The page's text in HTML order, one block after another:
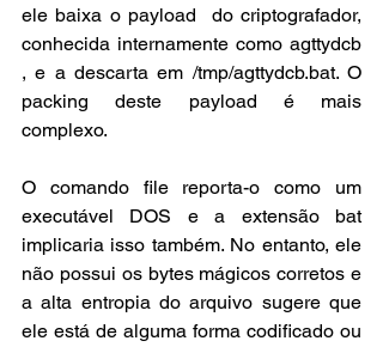
ele baixa o payload  do criptografador,
conhecida internamente como agttydcb
, e a descarta em /tmp/agttydcb.bat. O
packing deste payload é mais
complexo.
O comando file reporta-o como um
executável DOS e a extensão bat
implicaria isso também. No entanto, ele
não possui os bytes mágicos corretos e
a alta entropia do arquivo sugere que
ele está de alguma forma codificado ou